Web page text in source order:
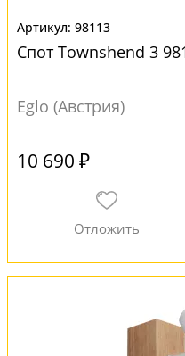
98113
Спот Townshend 3
Eglo (Австрия)
10 690 ₽